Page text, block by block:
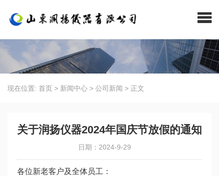
现在位置: 首页 > 新闻中心 > 公司新闻 > 正文
关于润扬仪器2024年国庆节放假的通知
日期：2024-9-29
各位新老客户及全体员工：